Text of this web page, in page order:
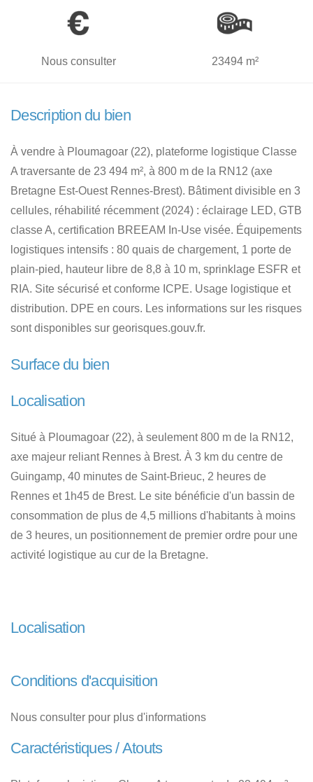
Nous consulter 23494 m²
Description du bien
À vendre à Ploumagoar (22), plateforme logistique Classe
A traversante de 23 494 m², à 800 m de la RN12 (axe
Bretagne Est-Ouest Rennes-Brest). Bâtiment divisible en 3
cellules, réhabilité récemment (2024) : éclairage LED, GTB
classe A, certification BREEAM In-Use visée. Équipements
logistiques intensifs : 80 quais de chargement, 1 porte de
plain-pied, hauteur libre de 8,8 à 10 m, sprinklage ESFR et
RIA. Site sécurisé et conforme ICPE. Usage logistique et
distribution. DPE en cours. Les informations sur les risques
sont disponibles sur georisques.gouv.fr.
Surface du bien
Localisation
Situé à Ploumagoar (22), à seulement 800 m de la RN12,
axe majeur reliant Rennes à Brest. À 3 km du centre de
Guingamp, 40 minutes de Saint-Brieuc, 2 heures de
Rennes et 1h45 de Brest. Le site bénéficie d'un bassin de
consommation de plus de 4,5 millions d'habitants à moins
de 3 heures, un positionnement de premier ordre pour une
activité logistique au cur de la Bretagne.
Localisation
Conditions d'acquisition
Nous consulter pour plus d'informations
Caractéristiques / Atouts